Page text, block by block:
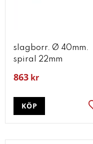
slagborr. Ø 40mm.
spiral 22mm
863 kr
KÖP